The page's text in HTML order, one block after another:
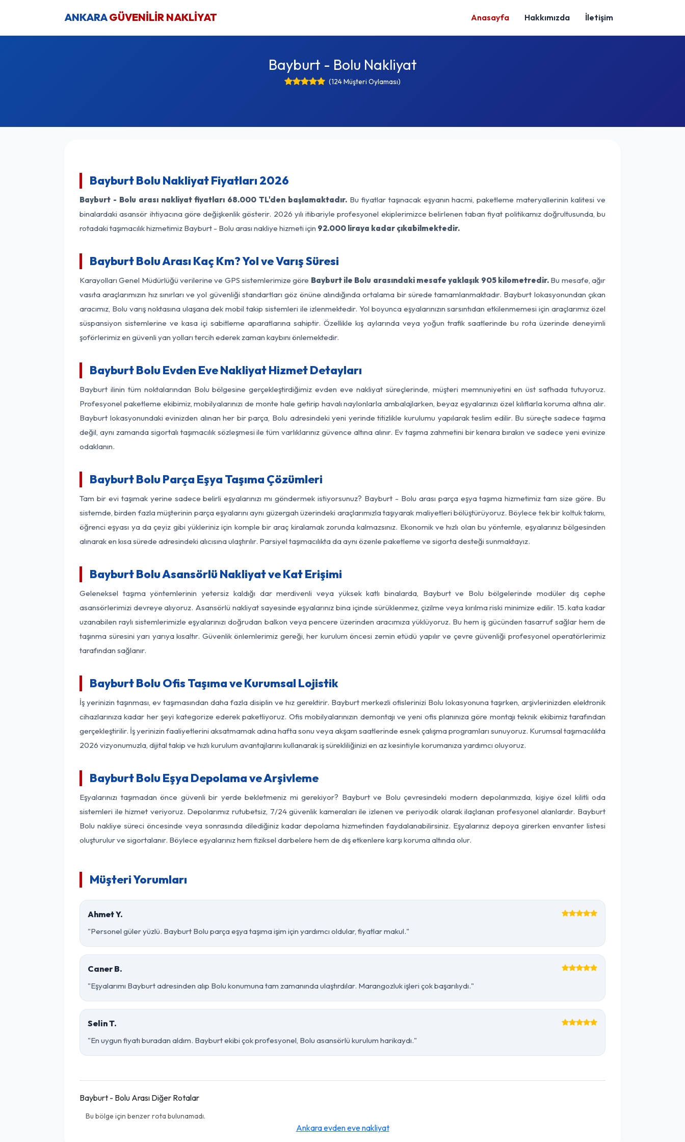
ANKARAGÜVENİLİR NAKLİYAT Anasayfa Hakkımızda İletişim
Bayburt - Bolu Nakliyat
(124 Müşteri Oylaması)
Bayburt Bolu Nakliyat Fiyatları 2026
Bayburt - Bolu arası nakliyat fiyatları 68.000 TL'den başlamaktadır. Bu fiyatlar taşınacak eşyanın hacmi, paketleme materyallerinin kalitesi ve
binalardaki asansör ihtiyacına göre değişkenlik gösterir. 2026 yılı itibariyle profesyonel ekiplerimizce belirlenen taban fiyat politikamız doğrultusunda, bu
rotadaki taşımacılık hizmetimiz Bayburt - Bolu arası nakliye hizmeti için 92.000 liraya kadar çıkabilmektedir.
Bayburt Bolu Arası Kaç Km? Yol ve Varış Süresi
Karayolları Genel Müdürlüğü verilerine ve GPS sistemlerimize göre Bayburt ile Bolu arasındaki mesafe yaklaşık 905 kilometredir. Bu mesafe, ağır
vasıta araçlarımızın hız sınırları ve yol güvenliği standartları göz önüne alındığında ortalama bir sürede tamamlanmaktadır. Bayburt lokasyonundan çıkan
aracımız, Bolu varış noktasına ulaşana dek mobil takip sistemleri ile izlenmektedir. Yol boyunca eşyalarınızın sarsıntıdan etkilenmemesi için araçlarımız özel
süspansiyon sistemlerine ve kasa içi sabitleme aparatlarına sahiptir. Özellikle kış aylarında veya yoğun trafik saatlerinde bu rota üzerinde deneyimli
şoförlerimiz en güvenli yan yolları tercih ederek zaman kaybını önlemektedir.
Bayburt Bolu Evden Eve Nakliyat Hizmet Detayları
Bayburt ilinin tüm noktalarından Bolu bölgesine gerçekleştirdiğimiz evden eve nakliyat süreçlerinde, müşteri memnuniyetini en üst safhada tutuyoruz.
Profesyonel paketleme ekibimiz, mobilyalarınızı de monte hale getirip havalı naylonlarla ambalajlarken, beyaz eşyalarınızı özel kılıflarla koruma altına alır.
Bayburt lokasyonundaki evinizden alınan her bir parça, Bolu adresindeki yeni yerinde titizlikle kurulumu yapılarak teslim edilir. Bu süreçte sadece taşıma
değil, aynı zamanda sigortalı taşımacılık sözleşmesi ile tüm varlıklarınız güvence altına alınır. Ev taşıma zahmetini bir kenara bırakın ve sadece yeni evinize
odaklanın.
Bayburt Bolu Parça Eşya Taşıma Çözümleri
Tam bir evi taşımak yerine sadece belirli eşyalarınızı mı göndermek istiyorsunuz? Bayburt - Bolu arası parça eşya taşıma hizmetimiz tam size göre. Bu
sistemde, birden fazla müşterinin parça eşyalarını aynı güzergah üzerindeki araçlarımızla taşıyarak maliyetleri bölüştürüyoruz. Böylece tek bir koltuk takımı,
öğrenci eşyası ya da çeyiz gibi yükleriniz için komple bir araç kiralamak zorunda kalmazsınız. Ekonomik ve hızlı olan bu yöntemle, eşyalarınız bölgesinden
alınarak en kısa sürede adresindeki alıcısına ulaştırılır. Parsiyel taşımacılıkta da aynı özenle paketleme ve sigorta desteği sunmaktayız.
Bayburt Bolu Asansörlü Nakliyat ve Kat Erişimi
Geleneksel taşıma yöntemlerinin yetersiz kaldığı dar merdivenli veya yüksek katlı binalarda, Bayburt ve Bolu bölgelerinde modüler dış cephe
asansörlerimizi devreye alıyoruz. Asansörlü nakliyat sayesinde eşyalarınız bina içinde sürüklenmez, çizilme veya kırılma riski minimize edilir. 15. kata kadar
uzanabilen raylı sistemlerimizle eşyalarınızı doğrudan balkon veya pencere üzerinden aracımıza yüklüyoruz. Bu hem iş gücünden tasarruf sağlar hem de
taşınma süresini yarı yarıya kısaltır. Güvenlik önlemlerimiz gereği, her kurulum öncesi zemin etüdü yapılır ve çevre güvenliği profesyonel operatörlerimiz
tarafından sağlanır.
Bayburt Bolu Ofis Taşıma ve Kurumsal Lojistik
İş yerinizin taşınması, ev taşımasından daha fazla disiplin ve hız gerektirir. Bayburt merkezli ofislerinizi Bolu lokasyonuna taşırken, arşivlerinizden elektronik
cihazlarınıza kadar her şeyi kategorize ederek paketliyoruz. Ofis mobilyalarınızın demontajı ve yeni ofis planınıza göre montajı teknik ekibimiz tarafından
gerçekleştirilir. İş yerinizin faaliyetlerini aksatmamak adına hafta sonu veya akşam saatlerinde esnek çalışma programları sunuyoruz. Kurumsal taşımacılıkta
2026 vizyonumuzla, dijital takip ve hızlı kurulum avantajlarını kullanarak iş sürekliliğinizi en az kesintiyle korumanıza yardımcı oluyoruz.
Bayburt Bolu Eşya Depolama ve Arşivleme
Eşyalarınızı taşımadan önce güvenli bir yerde bekletmeniz mi gerekiyor? Bayburt ve Bolu çevresindeki modern depolarımızda, kişiye özel kilitli oda
sistemleri ile hizmet veriyoruz. Depolarımız rutubetsiz, 7/24 güvenlik kameraları ile izlenen ve periyodik olarak ilaçlanan profesyonel alanlardır. Bayburt
Bolu nakliye süreci öncesinde veya sonrasında dilediğiniz kadar depolama hizmetinden faydalanabilirsiniz. Eşyalarınız depoya girerken envanter listesi
oluşturulur ve sigortalanır. Böylece eşyalarınız hem fiziksel darbelere hem de dış etkenlere karşı koruma altında olur.
Müşteri Yorumları
Ahmet Y.
"Personel güler yüzlü. Bayburt Bolu parça eşya taşıma işim için yardımcı oldular, fiyatlar makul."
Caner B.
"Eşyalarımı Bayburt adresinden alıp Bolu konumuna tam zamanında ulaştırdılar. Marangozluk işleri çok başarılıydı."
Selin T.
"En uygun fiyatı buradan aldım. Bayburt ekibi çok profesyonel, Bolu asansörlü kurulum harikaydı."
Bayburt - Bolu Arası Diğer Rotalar
Bu bölge için benzer rota bulunamadı.
Ankara evden eve nakliyat